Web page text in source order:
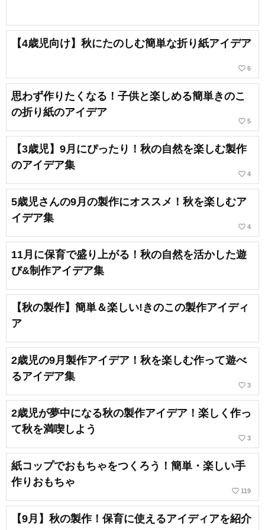
【4歳児向け】秋にたのしむ簡単な折り紙アイデア
favorite_border 6
思わず作りたくなる！子供と楽しめる簡単きのこ
の折り紙のアイデア
favorite_border 5
【3歳児】9月にぴったり！秋の自然を楽しむ製作
のアイデア集
favorite_border 4
5歳児さんの9月の製作にオススメ！秋を楽しむア
イデア集
favorite_border 4
11月に保育で盛り上がる！秋の自然を活かした遊
び&制作アイデア集
【秋の製作】簡単＆楽しい!きのこの製作アイディ
ア
2歳児の9月製作アイデア！秋を楽しむ作って遊べ
るアイデア集
favorite_border 3
2歳児が夢中になる秋の製作アイデア！楽しく作っ
て秋を満喫しよう
favorite_border 3
紙コップでおもちゃをつくろう！簡単・楽しい手
作りおもちゃ
favorite_border 119
【9月】秋の製作！保育に使えるアイディアを紹介